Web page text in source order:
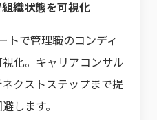
織状態を可視化
トで管理職のコンディ
化。キャリアコンサル
クストステップまで提
します。